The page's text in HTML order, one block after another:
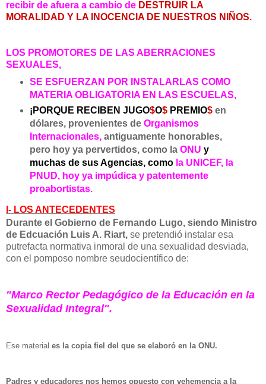
recibir de afuera a cambio de DESTRUIR LA
MORALIDAD Y LA INOCENCIA DE NUESTROS NIÑOS.
LOS PROMOTORES DE LAS ABERRACIONES
SEXUALES,
SE ESFUERZAN POR INSTALARLAS COMO
MATERIA OBLIGATORIA EN LAS ESCUELAS,
¡PORQUE RECIBEN JUGO$O$PREMIO$ en
dólares, provenientes de Organismos
Internacionales,antiguamente honorables,
pero hoy ya pervertidos, como la ONU y
muchas de sus Agencias, como la UNICEF, la
PNUD, hoy ya impúdica y patentemente
proabortistas.
I- LOS ANTECEDENTES
Durante el Gobierno de Fernando Lugo, siendo Ministro
de Edcuación Luis A. Riart, se pretendió instalar esa
putrefacta normativa inmoral de una sexualidad desviada,
con el pomposo nombre seudocientífico de:
"Marco Rector Pedagógico de la Educación en la
Sexualidad Integral".
Ese material es la copia fiel del que se elaboró en la ONU.
Padres y educadores nos hemos opuesto con vehemencia a la